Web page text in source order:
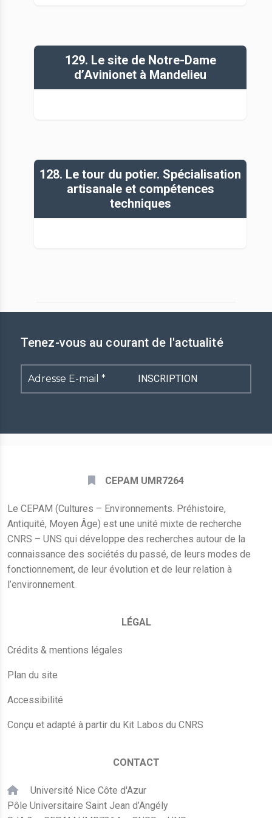
129. Le site de Notre-Dame
d’Avinionet à Mandelieu
128. Le tour du potier. Spécialisation
artisanale et compétences
techniques
Tenez-vous au courant de l'actualité
Adresse
E-
CEPAM UMR7264
Le CEPAM (Cultures – Environnements. Préhistoire,
Antiquité, Moyen Âge) est une unité mixte de recherche
CNRS – UNS qui développe des recherches autour de la
connaissance des sociétés du passé, de leurs modes de
fonctionnement, de leur évolution et de leur relation à
l’environnement.
LÉGAL
Crédits & mentions légales
Plan du site
Accessibilité
Conçu et adapté à partir du Kit Labos du CNRS
CONTACT
Université Nice Côte d'Azur
Pôle Universitaire Saint Jean d’Angély